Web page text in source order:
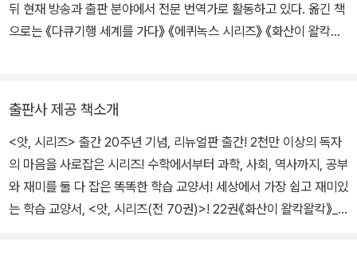
뒤 현재 방송과 출판 분야에서 전문 번역가로 활동하고 있다. 옮긴 책
으로는 《다큐기행 세계를 가다》 《에퀴녹스 시리즈》 《화산이 왈칵왈
출판사 제공 책소개
<앗, 시리즈> 출간 20주년 기념, 리뉴얼판 출간! 2천만 이상의 독자
의 마음을 사로잡은 시리즈! 수학에서부터 과학, 사회, 역사까지, 공부
와 재미를 둘 다 잡은 똑똑한 학습 교양서! 세상에서 가장 쉽고 재미있
는 학습 교양서, <앗, 시리즈(전 70권)>! 22권《화산이 왈칵왈칵》_